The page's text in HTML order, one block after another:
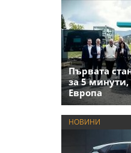
Първата
за 5
Европа
НОВИНИ